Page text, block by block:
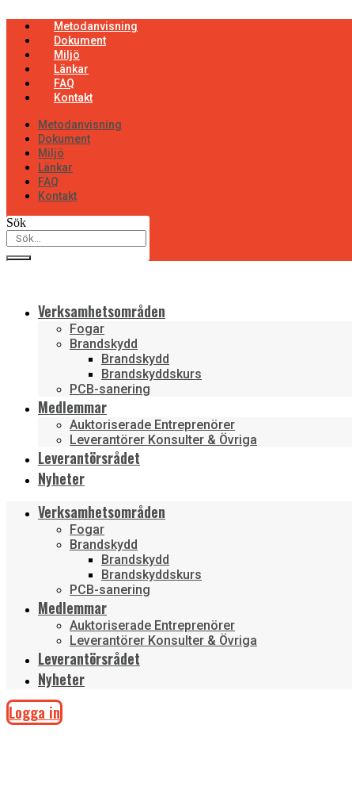
innehåll
Metodanvisning
Dokument
Miljö
Länkar
FAQ
Kontakt
Metodanvisning
Dokument
Miljö
Länkar
FAQ
Kontakt
Sök
Verksamhetsområden
Fogar
Brandskydd
Brandskydd
Brandskyddskurs
PCB-sanering
Medlemmar
Auktoriserade Entreprenörer
Leverantörer Konsulter & Övriga
Leverantörsrådet
Nyheter
Verksamhetsområden
Fogar
Brandskydd
Brandskydd
Brandskyddskurs
PCB-sanering
Medlemmar
Auktoriserade Entreprenörer
Leverantörer Konsulter & Övriga
Leverantörsrådet
Nyheter
Logga in